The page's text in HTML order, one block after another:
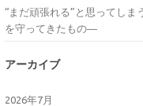
“まだ頑張れる”と思ってし
を守ってきたもの―
アーカイブ
2026年7月